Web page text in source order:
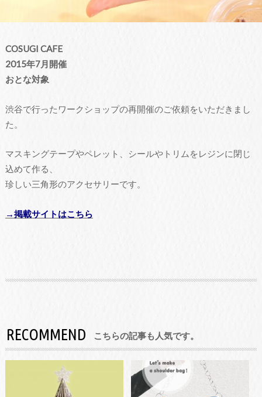
COSUGI CAFE
2015年7月開催
おとな対象
渋谷で行ったワークショップの再開催のご依頼をいただきまし
た。
マスキングテープやペレット、シールやトリムをレジンに閉じ
込めて作る、
珍しい三角形のアクセサリーです。
→掲載サイトはこちら
RECOMMEND こちらの記事も人気です。